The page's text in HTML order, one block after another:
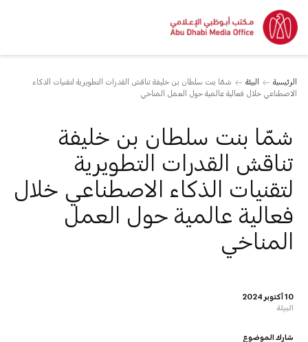
الرئيسية البيئة
شمّا بنت سلطان بن خليفة تناقش القدرات التطويرية لتقنيات الذكاء
الاصطناعي خلال فعالية عالمية حول العمل المناخي
10 أكتوبر 2024
البيئة
شمّا بنت سلطان بن خليفة
تناقش القدرات التطويرية
لتقنيات الذكاء الاصطناعي خلال
فعالية عالمية حول العمل
المناخي
شارك الموضوع